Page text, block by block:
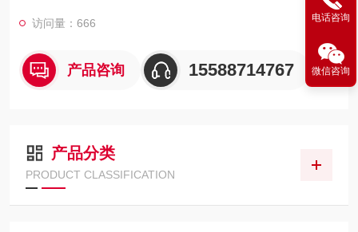
访问量：666
产品咨询 15588714767
产品分类
PRODUCT CLASSIFICATION
电话咨询
微信咨询